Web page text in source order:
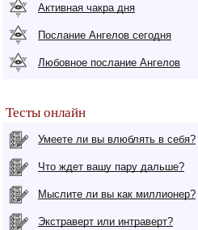
Активная чакра дня
Послание Ангелов сегодня
Любовное послание Ангелов
Тесты онлайн
Умеете ли вы влюблять в себя?
Что ждет вашу пару дальше?
Мыслите ли вы как миллионер?
Экстраверт или интраверт?